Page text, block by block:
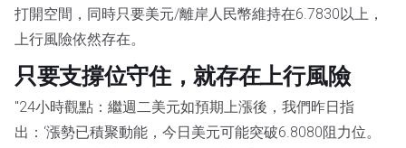
打開空間，同時只要美元/離岸人民幣維持在6.7830以上，
上行風險依然存在。
只要支撐位守住，就存在上行風險
"24小時觀點：繼週二美元如預期上漲後，我們昨日指
出：‘漲勢已積聚動能，今日美元可能突破6.8080阻力位。